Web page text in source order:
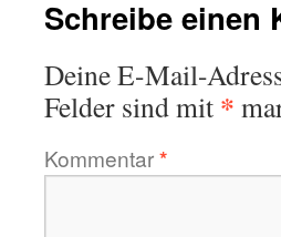
Schreibe einen
Deine E-Mail-
Felder sind mit *
Kommentar*